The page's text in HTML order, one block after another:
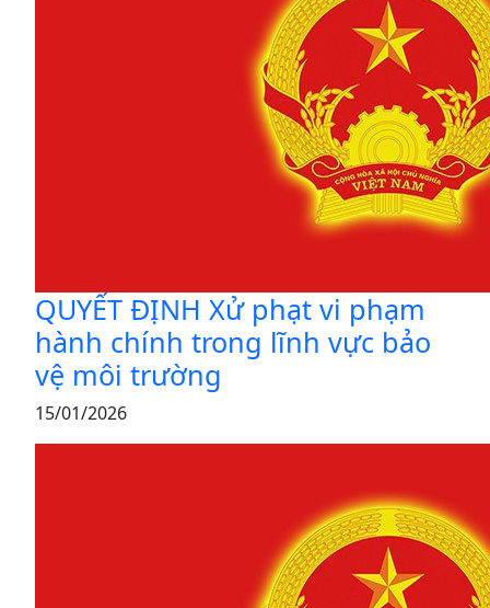
QUYẾT ĐỊNH Xử phạt vi phạm
hành chính trong lĩnh vực bảo
vệ môi trường
15/01/2026